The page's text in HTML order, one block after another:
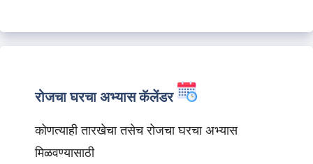
रोजचा घरचा अभ्यास कॅलेंडर
कोणत्याही तारखेचा तसेच रोजचा घरचा अभ्यास
मिळवण्यासाठी